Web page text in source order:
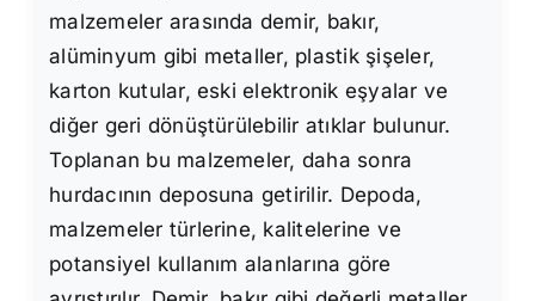
malzemeler arasında demir, bakır,
alüminyum gibi metaller, plastik şişeler,
karton kutular, eski elektronik eşyalar ve
diğer geri dönüştürülebilir atıklar bulunur.
Toplanan bu malzemeler, daha sonra
hurdacının deposuna getirilir. Depoda,
malzemeler türlerine, kalitelerine ve
potansiyel kullanım alanlarına göre